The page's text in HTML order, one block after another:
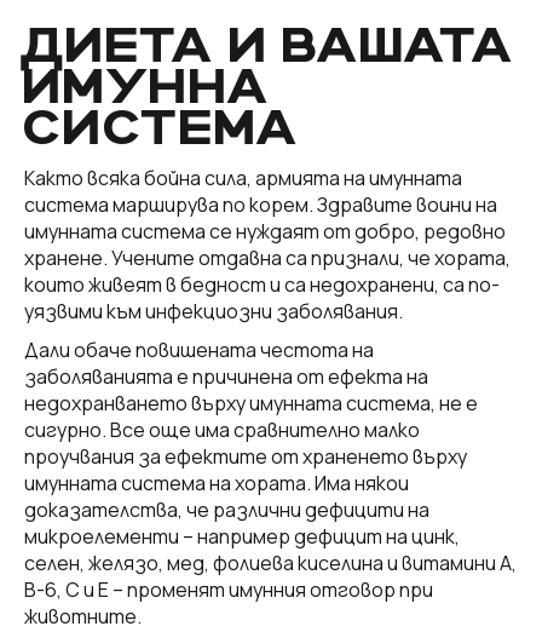
ДИЕТА И ВАШАТА
ИМУННА
СИСТЕМА
Както всяка бойна сила, армията на имунната
система марширува по корем. Здравите воини на
имунната система се нуждаят от добро, редовно
хранене. Учените отдавна са признали, че хората,
които живеят в бедност и са недохранени, са по-
уязвими към инфекциозни заболявания.
Дали обаче повишената честота на
заболяванията е причинена от ефекта на
недохранването върху имунната система, не е
сигурно. Все още има сравнително малко
проучвания за ефектите от храненето върху
имунната система на хората. Има някои
доказателства, че различни дефицити на
микроелементи – например дефицит на цинк,
селен, желязо, мед, фолиева киселина и витамини А,
В-6, С и Е – променят имунния отговор при
животните.